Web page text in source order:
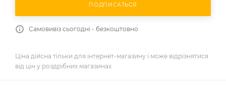
ПОДПИСАТЬСЯ
Самовивіз сьогодні - безкоштовно
Ціна дійсна тільки для інтернет-магазину і може відрізнятися
від цін у роздрібних магазинах